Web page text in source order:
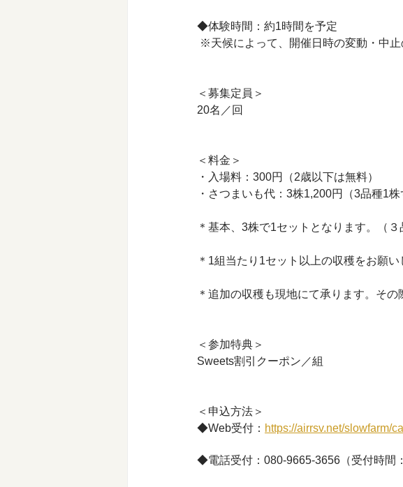
◆体験時間：約1時間を予定
※天候によって、開催日時の変動・中止
＜募集定員＞
20名／回
＜料金＞
・入場料：300円（2歳以下は無料）
・さつまいも代：3株1,200円（3品種1株
＊基本、3株で1セットとなります。（３
＊1組当たり1セット以上の収穫をお願い
＊追加の収穫も現地にて承ります。そ
＜参加特典＞
Sweets割引クーポン／組
＜申込方法＞
◆Web受付： https://airrsv.net/slowfarm/
◆電話受付：080-9665-3656（受付時間